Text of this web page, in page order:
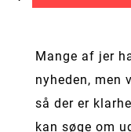
Mange af jer
nyheden, men
så der er
kan søge om